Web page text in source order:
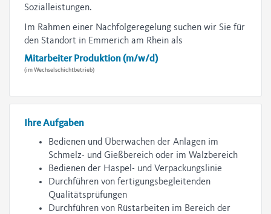
Sozialleistungen.
Im Rahmen einer Nachfolgeregelung suchen wir Sie für
den Standort in Emmerich am Rhein als
Mitarbeiter Produktion (m/w/d)
(im Wechselschichtbetrieb)
Ihre Aufgaben
Bedienen und Überwachen der Anlagen im
Schmelz- und Gießbereich oder im Walzbereich
Bedienen der Haspel- und Verpackungslinie
Durchführen von fertigungsbegleitenden
Qualitätsprüfungen
Durchführen von Rüstarbeiten im Bereich der